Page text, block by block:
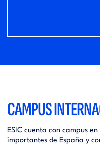
CAMPUS
ESIC cuenta con campus
importantes de España y